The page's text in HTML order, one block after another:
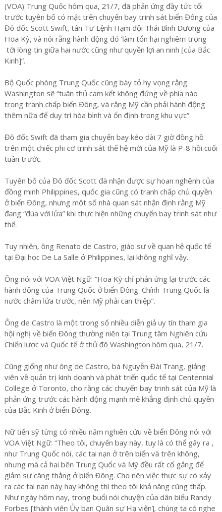
(VOA) Trung Quốc hôm qua, 21/7, đã phản ứng đầy tức tối
trước tuyên bố có mặt trên chuyến bay trinh sát biển Đông của
Đô đốc Scott Swift, tân Tư Lệnh Hạm đội Thái Bình Dương của
Hoa Kỳ, và nói rằng hành động đó ‘làm tổn hại nghiêm trọng
tới lòng tin giữa hai nước cũng như quyền lợi an ninh [của Bắc
Kinh]”.
Bộ Quốc phòng Trung Quốc cũng bày tỏ hy vọng rằng
Washington sẽ “tuân thủ cam kết không đứng về phía nào
trong tranh chấp biển Đông, và rằng Mỹ cần phải hành động
thêm nữa để duy trì hòa bình và ổn định trong khu vực”.
Đô đốc Swift đã tham gia chuyến bay kéo dài 7 giờ đồng hồ
trên một chiếc phi cơ trinh sát thế hệ mới của Mỹ là P-8 hồi cuối
tuần trước.
Tuyên bố của Đô đốc Scott đã nhận được sự hoan nghênh của
đồng minh Philippines, quốc gia cũng có tranh chấp chủ quyền
ở biển Đông, nhưng một số nhà quan sát nhận định rằng Mỹ
đang “đùa với lửa” khi thực hiện những chuyến bay trinh sát như
thế.
Tuy nhiên, ông Renato de Castro, giáo sư về quan hệ quốc tế
tại Đại học De La Salle ở Philippines, lại không nghĩ vậy.
Ông nói với VOA Việt Ngữ: “Hoa Kỳ chỉ phản ứng lại trước các
hành động của Trung Quốc ở biển Đông. Chính Trung Quốc là
nước châm lửa trước, nên Mỹ phải can thiệp”.
Ông de Castro là một trong số nhiều diễn giả uy tín tham gia
hội nghị về biển Đông thường niên tại Trung tâm Nghiên cứu
Chiến lược và Quốc tế ở thủ đô Washington hôm qua, 21/7.
Cũng giống như ông de Castro, bà Nguyễn Đài Trang, giảng
viên về quản trị kinh doanh và phát triển quốc tế tại Centennial
College ở Toronto, cho rằng các chuyến bay trinh sát của Mỹ là
phản ứng trước các hành động mạnh mẽ khẳng định chủ quyền
của Bắc Kinh ở biển Đông.
Nữ tiến sỹ từng có nhiều năm nghiên cứu về biển Đông nói với
VOA Việt Ngữ: “Theo tôi, chuyến bay này, tuy là có thể gây ra ,
như Trung Quốc nói, các tai nạn ở trên biển và trên không,
nhưng mà cả hai bên Trung Quốc và Mỹ đều rất cố gắng để
giảm sự căng thẳng ở biển Đông. Cho nên việc thực sự có xảy
ra các tai nạn này hay không thì theo tôi khả năng cũng thấp.
Như ngày hôm nay, trong buổi nói chuyện của dân biểu Randy
Forbes [thành viên Ủy ban Quân sự Hạ viện], chúng ta có nghe